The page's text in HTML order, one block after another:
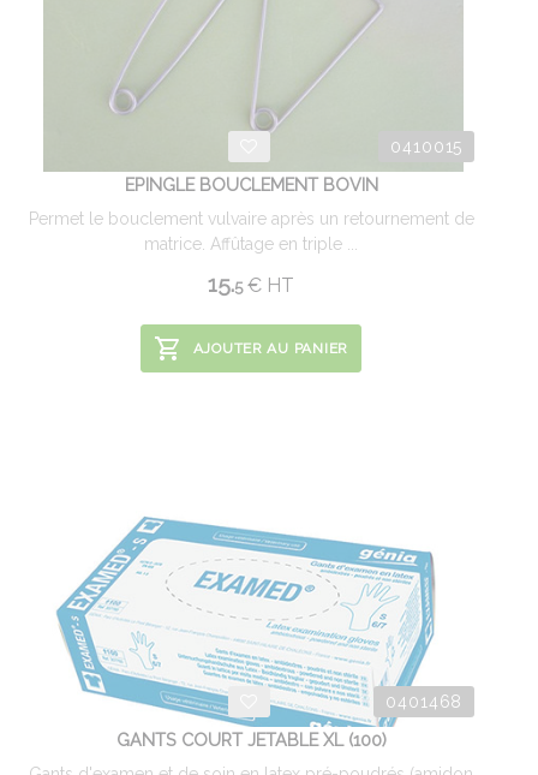
0410015
EPINGLE BOUCLEMENT BOVIN
Permet le bouclement vulvaire après un retournement de
matrice. Affûtage en triple ...
15.5 € HT
AJOUTER AU PANIER
0401468
GANTS COURT JETABLE XL (100)